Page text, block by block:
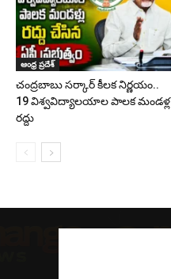
ఆంధ్ర ప్రదేశ్
చంద్రబాబు సర్కార్ కీలక నిర్ణయం..
19 విశ్వవిద్యాలయాల పాలక మండళ్ల
రద్దు